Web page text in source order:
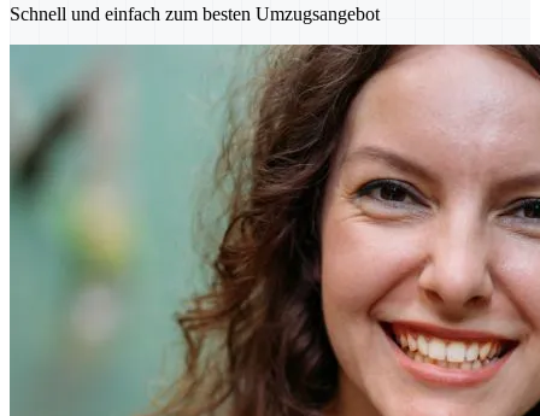
Schnell und einfach zum besten Umzugsangebot